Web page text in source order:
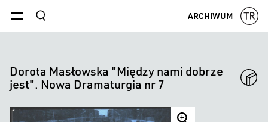
menu szukaj ARCHIWUM
Dorota Masłowska "Między nami dobrze
jest". Nowa Dramaturgia nr 7
Dorota